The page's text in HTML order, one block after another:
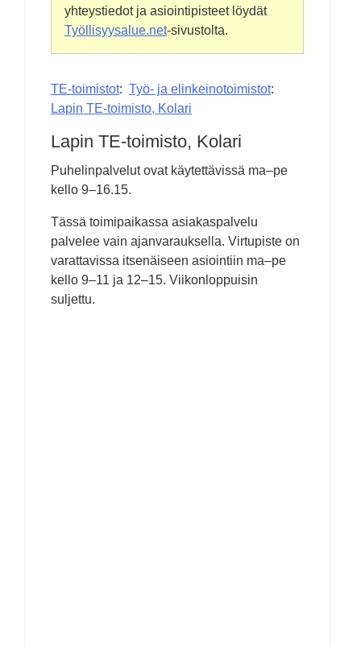
yhteystiedot ja asiointipisteet löydät
Työllisyysalue.net-sivustolta.
TE-toimistot
Työ- ja elinkeinotoimistot
Lapin TE-toimisto, Kolari
Lapin TE-toimisto, Kolari
Puhelinpalvelut ovat käytettävissä ma–pe
kello 9–16.15.
Tässä toimipaikassa asiakaspalvelu
palvelee vain ajanvarauksella. Virtupiste on
varattavissa itsenäiseen asiointiin ma–pe
kello 9–11 ja 12–15. Viikonloppuisin
suljettu.